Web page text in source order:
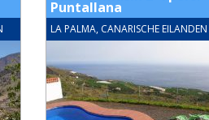
Puntallana
LA PALMA, CANARISCHE EILANDEN